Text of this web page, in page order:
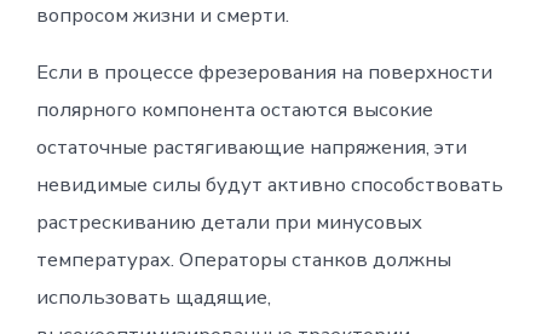
вопросом жизни и смерти.
Если в процессе фрезерования на поверхности
полярного компонента остаются высокие
остаточные растягивающие напряжения, эти
невидимые силы будут активно способствовать
растрескиванию детали при минусовых
температурах. Операторы станков должны
использовать щадящие,